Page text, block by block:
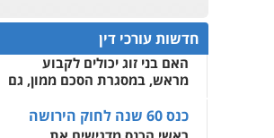
פלילי פשיעה חמורה
צווארון לבן
וחקירות
0502228917
עו"ד מוחמד סביחאת
0522508109
אחסון אתרים
מהירות הגנה גיבוי
לעורכי דין
חדשות עורכי דין
המתח שבין חוק יחסי ממון
לבין חוק הירושה
האם בני זוג יכולים לקבוע
מראש, במסגרת הסכם ממון, גם
כנס 60 שנה לחוק הירושה